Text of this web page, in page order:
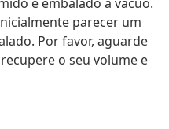
parecer um
Por favor, aguarde
o seu volume e